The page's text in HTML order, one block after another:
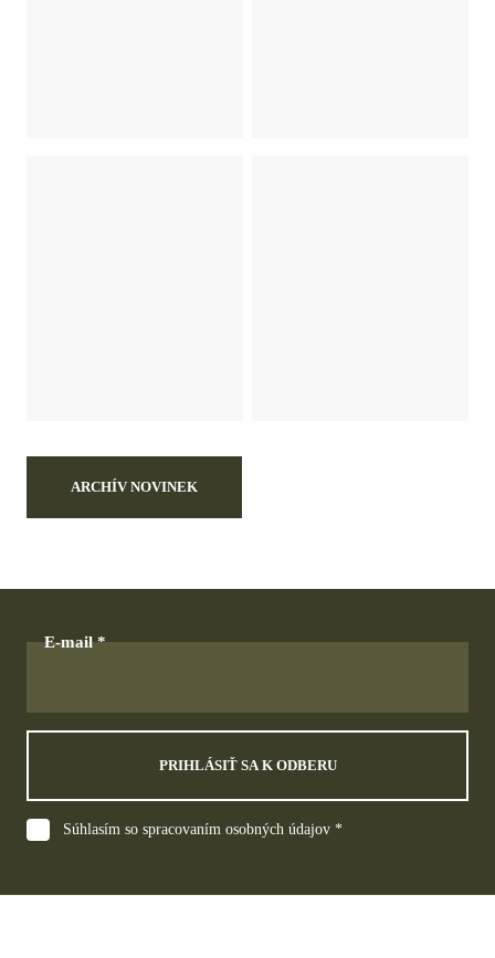
ARCHÍV NOVINEK
E-mail
PRIHLÁSIŤ SA K ODBERU
Súhlasím so spracovaním osobných údajov *